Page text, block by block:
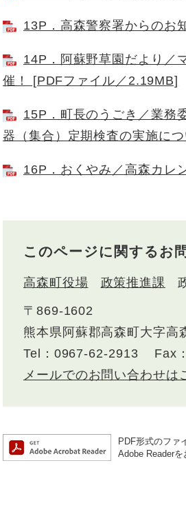
13P．高森警察署からのお
14P．阿蘇野草園だより／
催！ [PDFファイル／2.19MB]
15P．町長のうごき／業務
器（集合）定期検査の実施に
16P．おくやみ／高森カレ
このページに関するお
高森町役場 政策推進課
〒869-1602
熊本県阿蘇郡高森町大字高
Tel：0967-62-2913
Fax
メールでのお問い合わせは
PDF形式のファ
Adobe Reader